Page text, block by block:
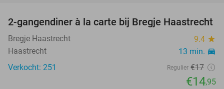
12%
2-gangendiner à la carte bij Bregje Haastrecht
Bregje Haastrecht 9.4 star
Haastrecht 13 min. directions_car
Verkocht: 251 Regulier €17
€14,95